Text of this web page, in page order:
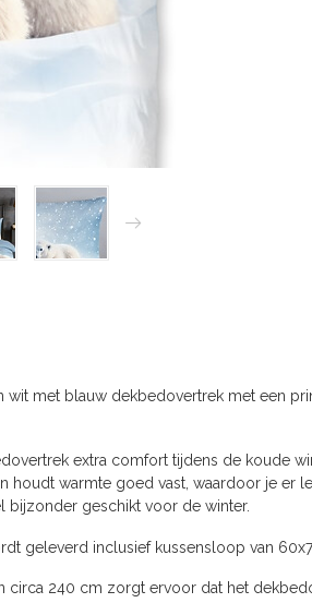
met blauw dekbedovertrek met een
extra comfort tijdens de koude
houdt warmte goed vast, waardoor je er
bijzonder geschikt voor de winter.
geleverd inclusief kussensloop van
240 cm zorgt ervoor dat het